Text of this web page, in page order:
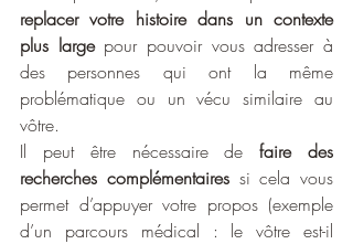
replacer votre histoire dans un contexte
plus large pour pouvoir vous adresser à
des personnes qui ont la même
problématique ou un vécu similaire au
vôtre.
Il peut être nécessaire de faire des
recherches complémentaires si cela vous
permet d’appuyer votre propos (exemple
d’un parcours médical : le vôtre est-il